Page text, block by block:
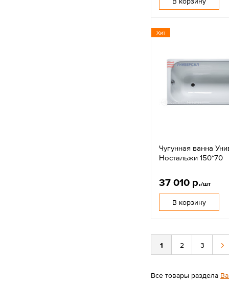
Хит
Чугунная ванна
Ностальжи 150*70
37 010 р./шт
В корзину
1 2 3
Все товары раздела